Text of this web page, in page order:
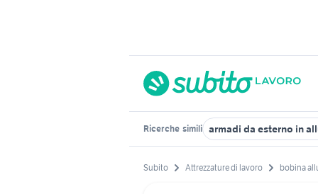
Ricerche simili armadi da esterno in
Subito Attrezzature di lavoro bobina